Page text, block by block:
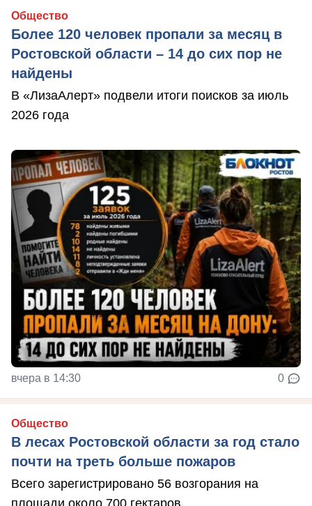
Общество
Более 120 человек пропали за месяц в
Ростовской области – 14 до сих пор не
найдены
В «ЛизаАлерт» подвели итоги поисков за июль
2026 года
вчера в 14:30 0
Общество
В лесах Ростовской области за год стало
почти на треть больше пожаров
Всего зарегистрировано 56 возгорания на
площади около 700 гектаров